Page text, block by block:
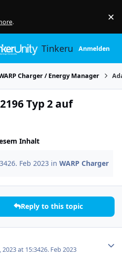
. ×
TinkerunityAnmelden
Charger / Energy Manager
Typ 2 auf
Inhalt
26. Feb 2023 inWARP Charger
Reply to this topic
2023 at 15:3426. Feb 2023